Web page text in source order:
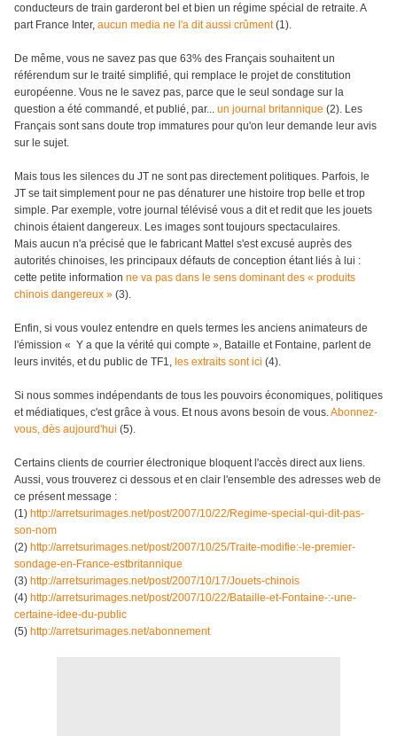
conducteurs de train garderont bel et bien un régime spécial de retraite. A
part France Inter, aucun media ne l'a dit aussi crûment(1).
De même, vous ne savez pas que 63% des Français souhaitent un
référendum sur le traité simplifié, qui remplace le projet de constitution
européenne. Vous ne le savez pas, parce que le seul sondage sur la
question a été commandé, et publié, par... un journal britannique (2). Les
Français sont sans doute trop immatures pour qu'on leur demande leur avis
sur le sujet.
Mais tous les silences du JT ne sont pas directement politiques. Parfois, le
JT se tait simplement pour ne pas dénaturer une histoire trop belle et trop
simple. Par exemple, votre journal télévisé vous a dit et redit que les jouets
chinois étaient dangereux. Les images sont toujours spectaculaires.
Mais aucun n'a précisé que le fabricant Mattel s'est excusé auprès des
autorités chinoises, les principaux défauts de conception étant liés à lui :
cette petite information ne va pas dans le sens dominant des « produits
chinois dangereux » (3).
Enfin, si vous voulez entendre en quels termes les anciens animateurs de
l'émission « Y a que la vérité qui compte », Bataille et Fontaine, parlent de
leurs invités, et du public de TF1, les extraits sont ici (4).
Si nous sommes indépendants de tous les pouvoirs économiques, politiques
et médiatiques, c'est grâce à vous. Et nous avons besoin de vous.Abonnez-
vous, dès aujourd'hui (5).
Certains clients de courrier électronique bloquent l'accès direct aux liens.
Aussi, vous trouverez ci dessous et en clair l'ensemble des adresses web de
ce présent message :
(1) http://arretsurimages.net/post/2007/10/22/Regime-special-qui-dit-pas-
son-nom
(2) http://arretsurimages.net/post/2007/10/25/Traite-modifie:-le-premier-
sondage-en-France-estbritannique
(3) http://arretsurimages.net/post/2007/10/17/Jouets-chinois
(4) http://arretsurimages.net/post/2007/10/22/Bataille-et-Fontaine-:-une-
certaine-idee-du-public
(5) http://arretsurimages.net/abonnement